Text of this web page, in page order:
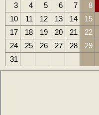
3
4 5 6 7 8
10
11 12 13 14 15
17
18 19 20 21 22
24
25 26 27 28 29
31